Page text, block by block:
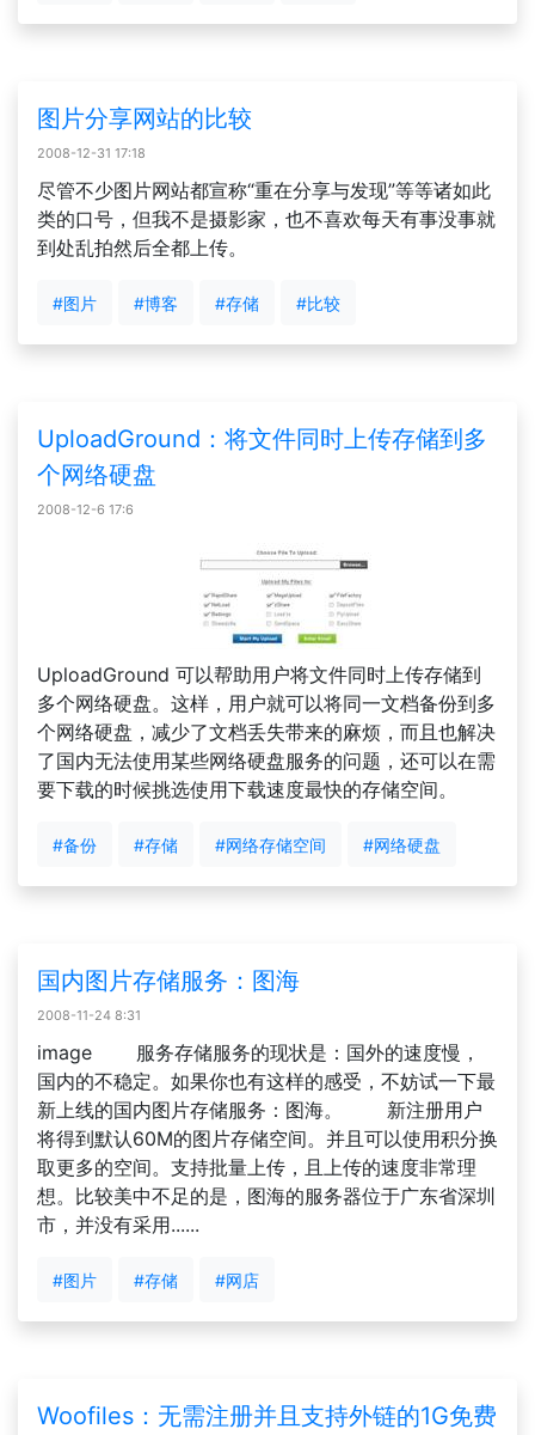
图片分享网站的比较
2008-12-31 17:18
尽管不少图片网站都宣称“重在分享与发现”等等诸如此
类的口号，但我不是摄影家，也不喜欢每天有事没事就
到处乱拍然后全都上传。
#图片 #博客 #存储 #比较
UploadGround：将文件同时上传存储到多
个网络硬盘
2008-12-6 17:6
UploadGround 可以帮助用户将文件同时上传存储到
多个网络硬盘。这样，用户就可以将同一文档备份到多
个网络硬盘，减少了文档丢失带来的麻烦，而且也解决
了国内无法使用某些网络硬盘服务的问题，还可以在需
要下载的时候挑选使用下载速度最快的存储空间。
#备份 #存储 #网络存储空间 #网络硬盘
国内图片存储服务：图海
2008-11-24 8:31
image 服务存储服务的现状是：国外的速度慢，
国内的不稳定。如果你也有这样的感受，不妨试一下最
新上线的国内图片存储服务：图海。 新注册用户
将得到默认60M的图片存储空间。并且可以使用积分换
取更多的空间。支持批量上传，且上传的速度非常理
想。比较美中不足的是，图海的服务器位于广东省深圳
市，并没有采用......
#图片 #存储 #网店
Woofiles：无需注册并且支持外链的1G免费